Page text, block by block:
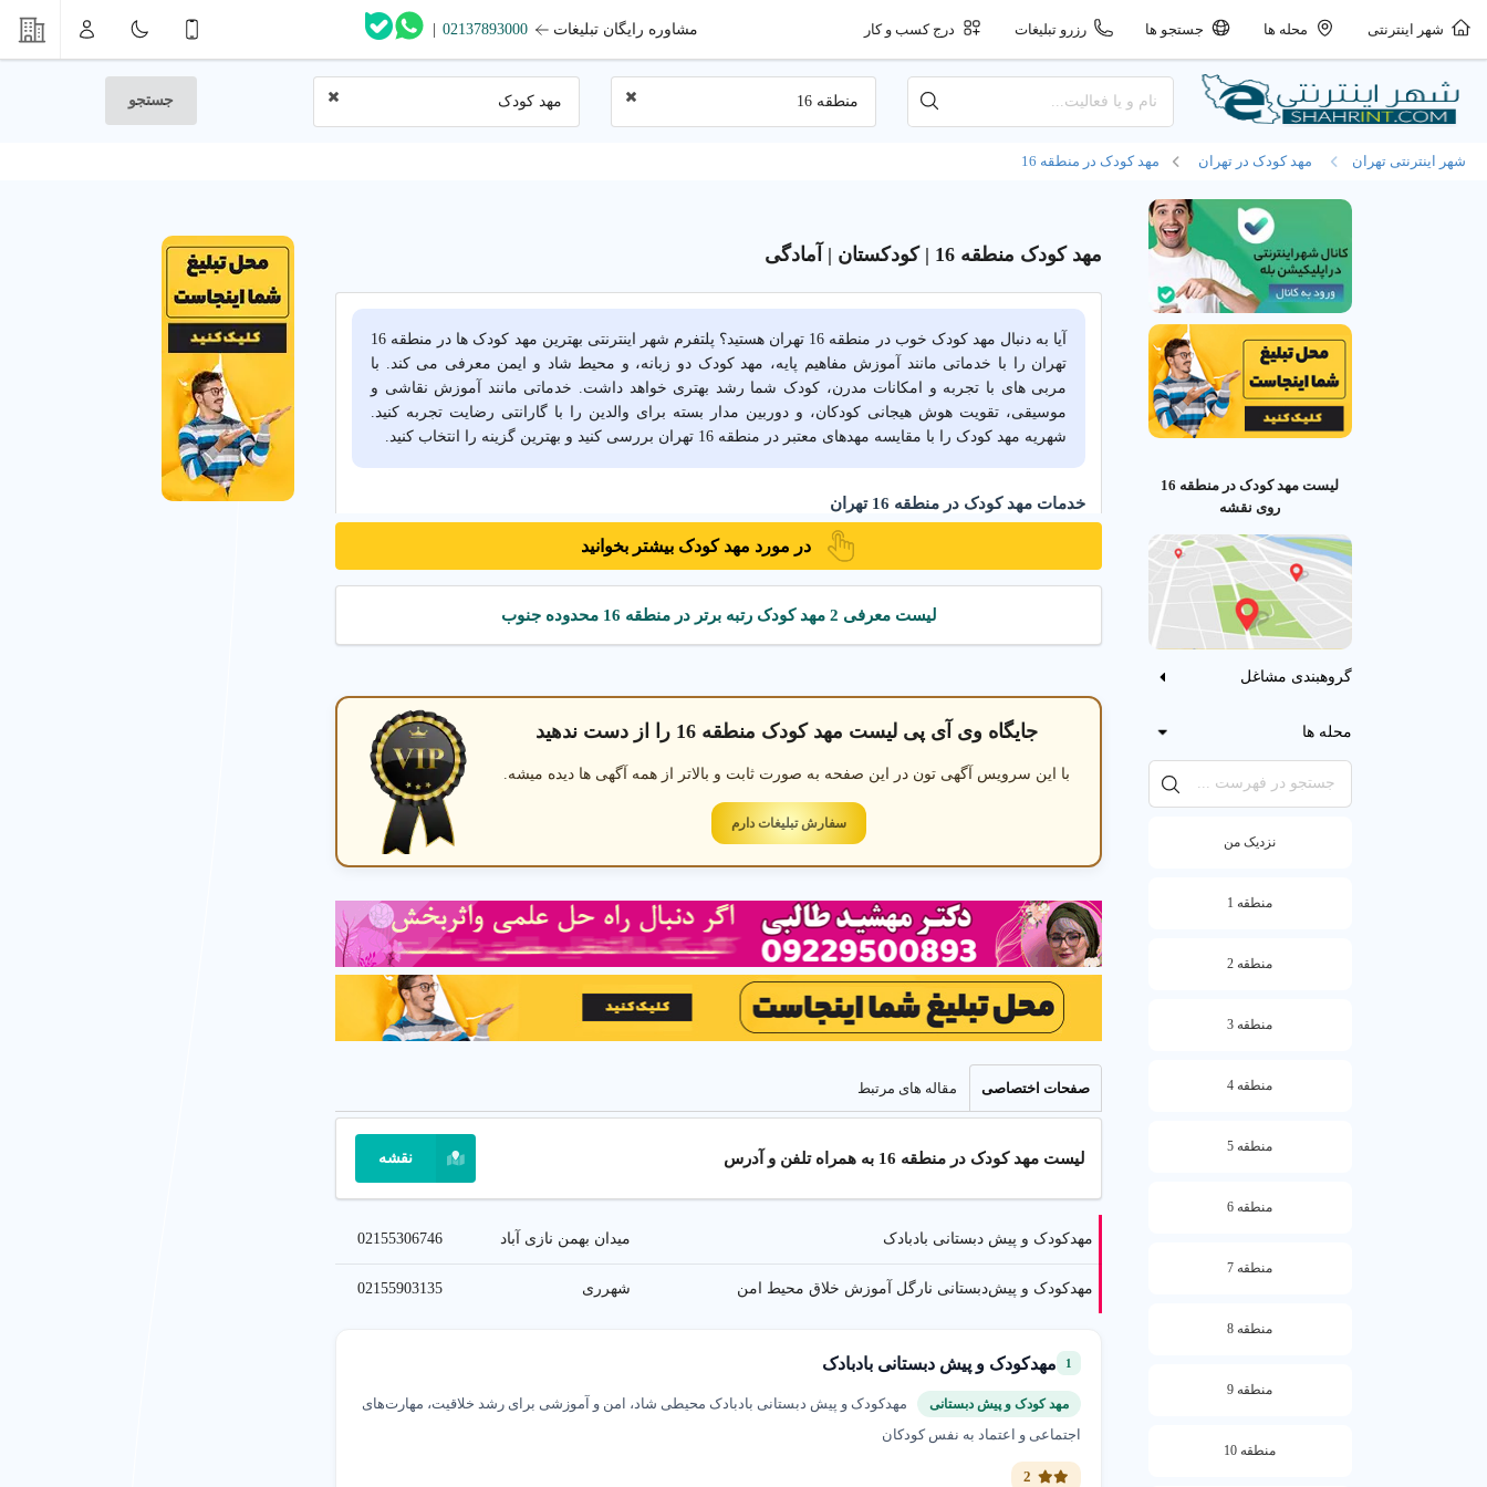
شهر اینترنتی محله ها جستجو ها رزرو تبلیغات درج کسب و کار مشاوره رایگان تبلیغات 02137893000
|
منطقه 16 مهد کودک جستجو
شهر اینترنتی تهران مهد کودک در تهران مهد کودک در منطقه 16
لیست مهد کودک در منطقه 16
روی نقشه
گروهبندی مشاغل
محله ها
نزدیک من
منطقه 1
منطقه 2
منطقه 3
منطقه 4
منطقه 5
منطقه 6
منطقه 7
منطقه 8
منطقه 9
منطقه 10
مهد کودک منطقه 16 | کودکستان | آمادگی
آیا به دنبال مهد کودک خوب در منطقه 16 تهران هستید؟ پلتفرم شهر اینترنتی بهترین مهد کودک ها در منطقه 16
تهران را با خدماتی مانند آموزش مفاهیم پایه، مهد کودک دو زبانه، و محیط شاد و ایمن معرفی می کند. با
مربی های با تجربه و امکانات مدرن، کودک شما رشد بهتری خواهد داشت. خدماتی مانند آموزش نقاشی و
موسیقی، تقویت هوش هیجانی کودکان، و دوربین مدار بسته برای والدین را با گارانتی رضایت تجربه کنید.
شهریه مهد کودک را با مقایسه مهدهای معتبر در منطقه 16 تهران بررسی کنید و بهترین گزینه را انتخاب کنید.
خدمات مهد کودک در منطقه 16 تهران
مهد کودک دو زبانه در منطقه 16 تهران
آموزش مفاهیم پایه، نقاشی، و موسیقی با مربی های با تجربه در محیطی شاد و ایمن.
☰ راهنمای جامع مهد کودک در منطقه 16 تهران
در مورد مهد کودک بیشتر بخوانید
لیست معرفی 2 مهد کودک رتبه برتر در منطقه 16 محدوده جنوب
جایگاه وی آی پی لیست مهد کودک منطقه 16 را از دست ندهید
با این سرویس آگهی تون در این صفحه به صورت ثابت و بالاتر از همه آگهی ها دیده میشه.
سفارش تبلیغات دارم
صفحات اختصاصی مقاله های مرتبط
لیست مهد کودک در منطقه 16 به همراه تلفن و آدرس نقشه
مهدکودک و پیش دبستانی بادبادک میدان بهمن نازی آباد 02155306746
مهدکودک و پیش‌دبستانی نارگل آموزش خلاق محیط امن شهرری 02155903135
1 مهدکودک و پیش دبستانی بادبادک
مهد کودک و پیش دبستانی
مهدکودک و پیش دبستانی بادبادک محیطی شاد، امن و آموزشی برای رشد خلاقیت، مهارت‌های
اجتماعی و اعتماد به نفس کودکان
2